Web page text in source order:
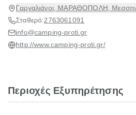
Γαργαλιάνοι, ΜΑΡΑΘΟΠΟΛΗ,
Σταθερό:2763061091
info@camping-proti.gr
http://www.camping-proti.gr/
Περιοχές Εξυπηρέτησης